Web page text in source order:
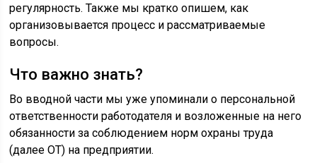
регулярность. Также мы кратко опишем, как
организовывается процесс и рассматриваемые
вопросы.
Что важно знать?
Во вводной части мы уже упоминали о персональной
ответственности работодателя и возложенные на него
обязанности за соблюдением норм охраны труда
(далее ОТ) на предприятии.